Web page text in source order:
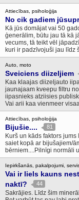
Attiecības, psiholoģija
No cik gadiem
Kā jūs domājat vai 50
ģenerālim, būtu jau tā kā
vecums, tā teikt vēl
kuri ir padzīvojuši jau līdz
Auto, moto
Sveiciens diizeljiem
Kaa klaajas diizeljauto
jaunajaam kveepu filtru
iipasnieks atziisies
Vai arii kaa vienmeer
Attiecības, psiholoģija
Bijušie.... 81
Kurš un kāds faktors
saiet kopā ar bijušajiem/
bērniem....Pilnīgi normāli
Iepirkšanās, pakalpojumi,
Vai ir liels kauns
naktī?
44
Sakrājies. Līdz šim